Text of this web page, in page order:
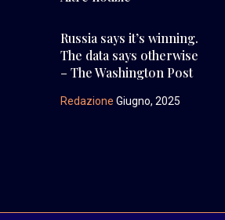
Russia says it’s winning.
The data says otherwise
– The Washington Post
Redazione Giugno, 2025